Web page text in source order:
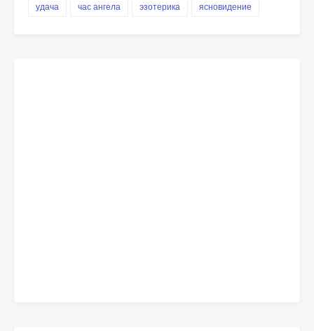
удача
час ангела эзотерика ясновидение